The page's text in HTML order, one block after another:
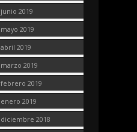
junio 2019
mayo 2019
abril 2019
marzo 2019
febrero 2019
enero 2019
diciembre 2018